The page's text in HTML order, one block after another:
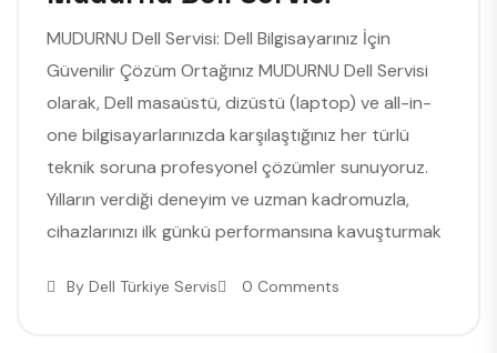
MUDURNU Dell Servisi: Dell Bilgisayarınız İçin
Güvenilir Çözüm Ortağınız MUDURNU Dell Servisi
olarak, Dell masaüstü, dizüstü (laptop) ve all-in-
one bilgisayarlarınızda karşılaştığınız her türlü
teknik soruna profesyonel çözümler sunuyoruz.
Yılların verdiği deneyim ve uzman kadromuzla,
cihazlarınızı ilk günkü performansına kavuşturmak
By Dell Türkiye Servis 0 Comments